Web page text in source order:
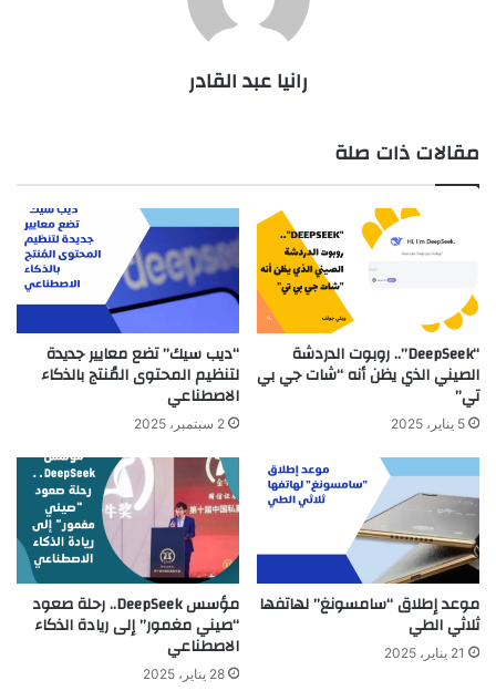
رانيا عبد القادر
مقالات ذات صلة
“DeepSeek”.. روبوت الدردشة
الصيني الذي يظن أنه “شات جي بي
تي”
5 يناير، 2025
“ديب سيك” تضع معايير جديدة
لتنظيم المحتوى المُنتج بالذكاء
الاصطناعي
2 سبتمبر، 2025
موعد إطلاق “سامسونغ” لهاتفها
ثلاثي الطي
21 يناير، 2025
مؤسس DeepSeek.. رحلة صعود
“صيني مغمور” إلى ريادة الذكاء
الاصطناعي
28 يناير، 2025